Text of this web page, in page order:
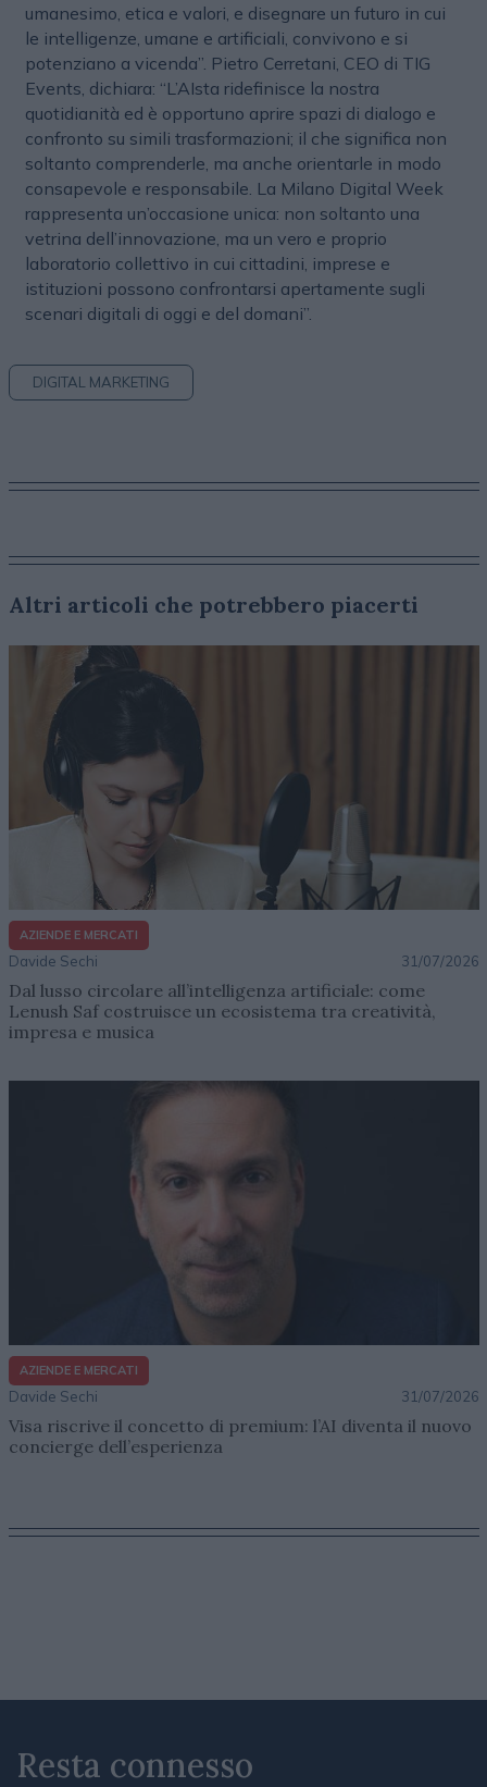
umanesimo, etica e valori, e disegnare un futuro in cui
le intelligenze, umane e artificiali, convivono e si
potenziano a vicenda”. Pietro Cerretani, CEO di TIG
Events, dichiara: “L’AIsta ridefinisce la nostra
quotidianità ed è opportuno aprire spazi di dialogo e
confronto su simili trasformazioni; il che significa non
soltanto comprenderle, ma anche orientarle in modo
consapevole e responsabile. La Milano Digital Week
rappresenta un’occasione unica: non soltanto una
vetrina dell’innovazione, ma un vero e proprio
laboratorio collettivo in cui cittadini, imprese e
istituzioni possono confrontarsi apertamente sugli
scenari digitali di oggi e del domani”.
DIGITAL MARKETING
Altri articoli che potrebbero piacerti
AZIENDE E MERCATI
Davide Sechi 31/07/2026
Dal lusso circolare all’intelligenza artificiale: come
Lenush Saf costruisce un ecosistema tra creatività,
impresa e musica
AZIENDE E MERCATI
Davide Sechi 31/07/2026
Visa riscrive il concetto di premium: l’AI diventa il nuovo
concierge dell’esperienza
Resta connesso